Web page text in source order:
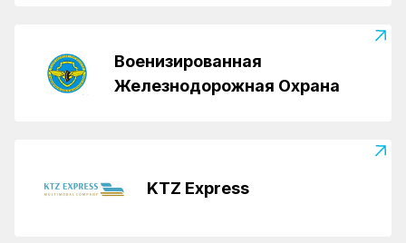
Военизированная
Железнодорожная Охрана
KTZ Express